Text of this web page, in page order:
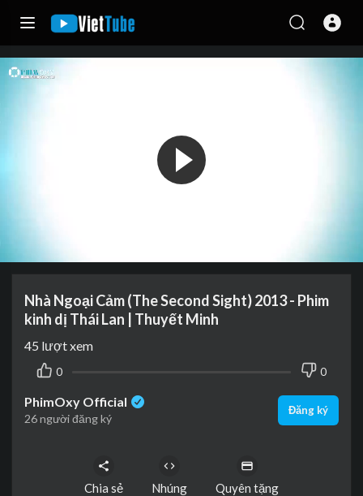
Nhà Ngoại Cảm (The Second Sight) 2013 - Phim
kinh dị Thái Lan | Thuyết Minh
0 0
45 lượt xem
PhimOxy Official
26 người đăng ký
Đăng ký
Chia sẻ Nhúng Quyên tặng